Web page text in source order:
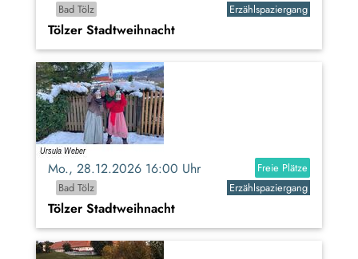
Bad Tölz
Erzählspaziergang
Tölzer Stadtweihnacht
Mo., 28.12.2026 16:00 Uhr
Freie Plätze
Bad Tölz
Erzählspaziergang
Tölzer Stadtweihnacht